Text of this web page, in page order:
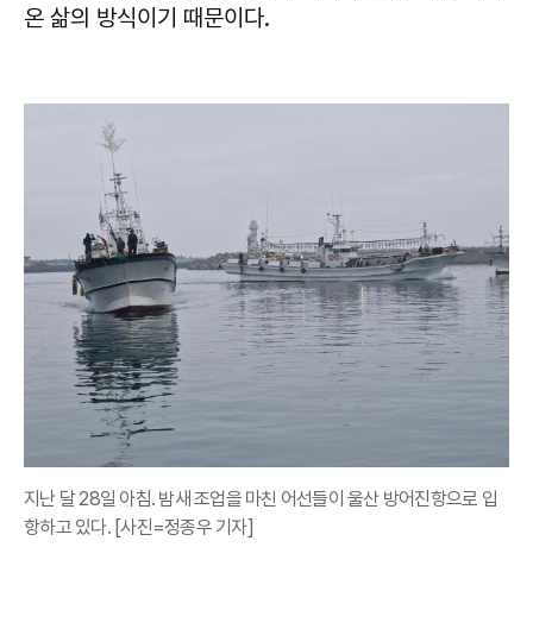
온 삶의 방식이기 때문이다.
지난 달 28일 아침. 밤새 조업을 마친 어선들이 울산 방어진항으로 입
항하고 있다. [사진=정종우 기자]